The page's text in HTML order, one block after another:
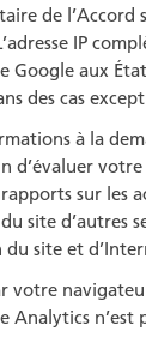
de l’Accord
IP
Google aux
des cas
à la
d’évaluer
sur les
site d’autres
site et
votre
Analytics n’est